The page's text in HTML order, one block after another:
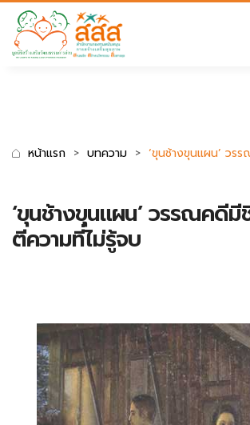
มาตรฐานการเข้าถึงเว็บ WCAG 2.2 AA
หน้าแรก บทความ ‘ขุนช้างขุนแผน’ วร
‘ขุนช้างขุนแผน’ วรรณคดี
ตีความที่ไม่รู้จบ